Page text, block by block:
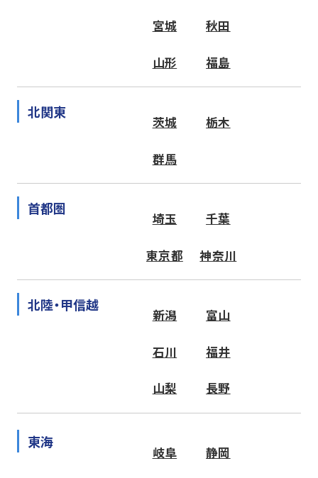
宮城 秋田
山形 福島
北関東
茨城 栃木
群馬
首都圏
埼玉 千葉
東京都 神奈川
北陸・甲信越
新潟 富山
石川 福井
山梨 長野
東海
岐阜 静岡